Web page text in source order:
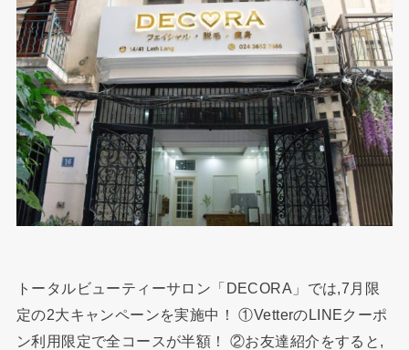
トータルビューティーサロン「DECORA」では,7月限
定の2大キャンペーンを実施中！ ①VetterのLINEクーポ
ン利用限定で全コースが半額！ ②お友達紹介をすると,